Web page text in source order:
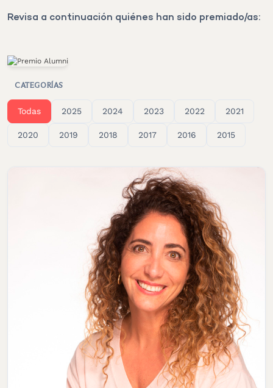
Revisa a continuación quiénes han sido premiado/as:
CATEGORÍAS
Todas 2025 2024 2023 2022 2021
2020 2019 2018 2017 2016 2015